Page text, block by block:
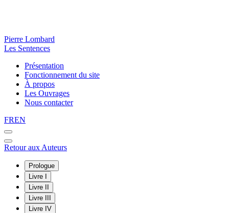
Pierre Lombard
Les Sentences
Présentation
Fonctionnement du site
À propos
Les Ouvrages
Nous contacter
FREN
Retour aux Auteurs
Prologue
Livre I
Livre II
Livre III
Livre IV